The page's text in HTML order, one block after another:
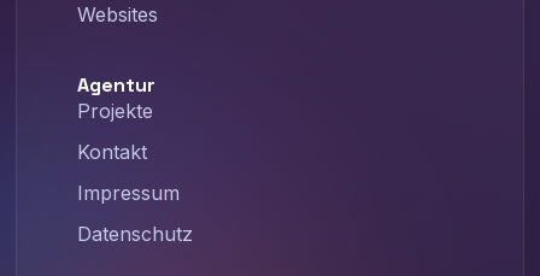
Websites
Agentur
Projekte
Kontakt
Impressum
Datenschutz